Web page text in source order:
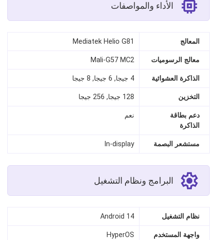
الأداء والمواصفات
المعالج Mediatek Helio G81
معالج الرسوميات Mali-G57 MC2
الذاكرة العشوائية 4 جيجا, 6 جيجا, 8 جيجا
التخزين 128 جيجا, 256 جيجا
دعم بطاقة
الذاكرة
نعم
مستشعر البصمة In-display
البرامج ونظام التشغيل
نظام التشغيل Android 14
واجهة المستخدم HyperOS